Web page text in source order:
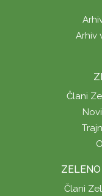
Arhiv
Člani
Člani